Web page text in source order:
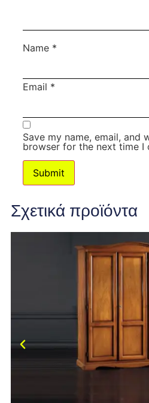
Name *
Email *
Save my name, email, and
browser for the next time I
Σχετικά προϊόντα